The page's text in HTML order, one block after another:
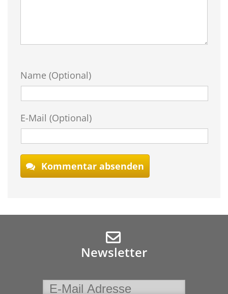
Name (Optional)
E-Mail (Optional)
Kommentar absenden
Newsletter